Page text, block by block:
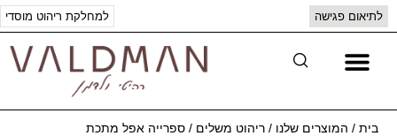
לתיאום פגישה למחלקת ריהוט מוסדי
בית / המוצרים שלנו / ריהוט משלים / ספרייה אפל מתכת